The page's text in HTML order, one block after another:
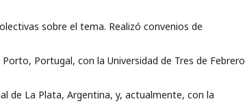
sobre el tema. Realizó convenios de
Portugal, con la Universidad de Tres de Febrero
de La Plata, Argentina, y, actualmente, con la